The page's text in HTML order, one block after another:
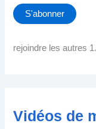
e
s
d
r
S'abonner
rejoindre les autres
Vidéos de